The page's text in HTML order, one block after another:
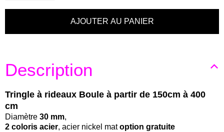
Description
Tringle à rideaux Boule à partir de 150cm à 400
cm
Diamètre 30 mm,
2 coloris acier, acier nickel matoption gratuite